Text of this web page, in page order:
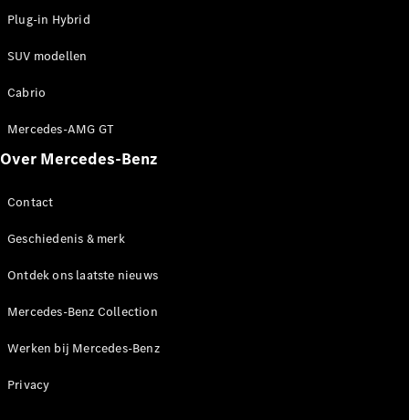
Mercedes-
Werken bij
Support en
contact
Plug-in Hybrid
SUV modellen
Cabrio
Mercedes-AMG GT
Over Mercedes-Benz
Contact
Geschiedenis & merk
Ontdek ons laatste nieuws
Mercedes-Benz Collection
Werken bij Mercedes-Benz
Privacy